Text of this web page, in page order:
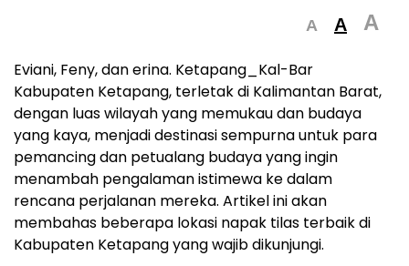
A A A
Eviani, Feny, dan erina. Ketapang_Kal-Bar
Kabupaten Ketapang, terletak di Kalimantan Barat,
dengan luas wilayah yang memukau dan budaya
yang kaya, menjadi destinasi sempurna untuk para
pemancing dan petualang budaya yang ingin
menambah pengalaman istimewa ke dalam
rencana perjalanan mereka. Artikel ini akan
membahas beberapa lokasi napak tilas terbaik di
Kabupaten Ketapang yang wajib dikunjungi.